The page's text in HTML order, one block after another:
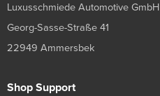
Luxusschmiede Automotive GmbH
Georg-Sasse-Straße 41
22949 Ammersbek
Shop Support